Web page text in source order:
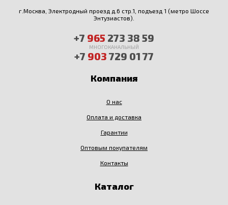
г.Москва, Электродный проезд д.6 стр.1, подъезд 1 (метро Шоссе
Энтузиастов).
+7 965 273 38 59
МНОГОКАНАЛЬНЫЙ
+7 903 729 01 77
Компания
О нас
Оплата и доставка
Гарантии
Оптовым покупателям
Контакты
Каталог